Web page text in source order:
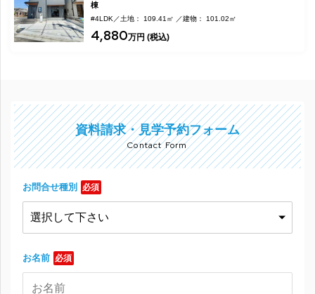
棟
#4LDK 土地： 109.41㎡ 建物： 101.02㎡
4,880万円 (税込)
資料請求・見学予約フォーム
Contact Form
お問合せ種別 必須
お名前 必須